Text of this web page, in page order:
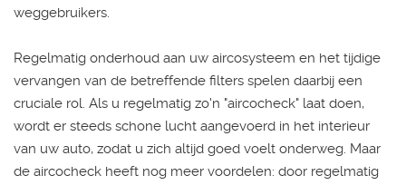
weggebruikers.
Regelmatig onderhoud aan uw aircosysteem en het tijdige
vervangen van de betreffende filters spelen daarbij een
cruciale rol. Als u regelmatig zo'n "aircocheck" laat doen,
wordt er steeds schone lucht aangevoerd in het interieur
van uw auto, zodat u zich altijd goed voelt onderweg. Maar
de aircocheck heeft nog meer voordelen: door regelmatig